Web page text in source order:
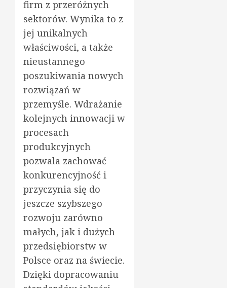
firm z przeróżnych
sektorów. Wynika to z
jej unikalnych
właściwości, a także
nieustannego
poszukiwania nowych
rozwiązań w
przemyśle. Wdrażanie
kolejnych innowacji w
procesach
produkcyjnych
pozwala zachować
konkurencyjność i
przyczynia się do
jeszcze szybszego
rozwoju zarówno
małych, jak i dużych
przedsiębiorstw w
Polsce oraz na świecie.
Dzięki dopracowaniu